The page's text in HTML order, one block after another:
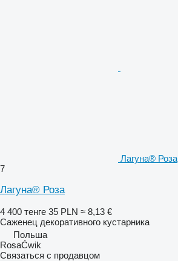
Лагуна® Роза
7
Лагуна® Роза
4 400 тенге 35 PLN ≈ 8,13 €
Саженец декоративного кустарника
Польша
RosaĆwik
Связаться с продавцом